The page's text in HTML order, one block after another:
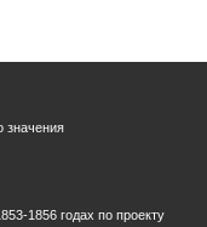
значения
1856 годах по проекту